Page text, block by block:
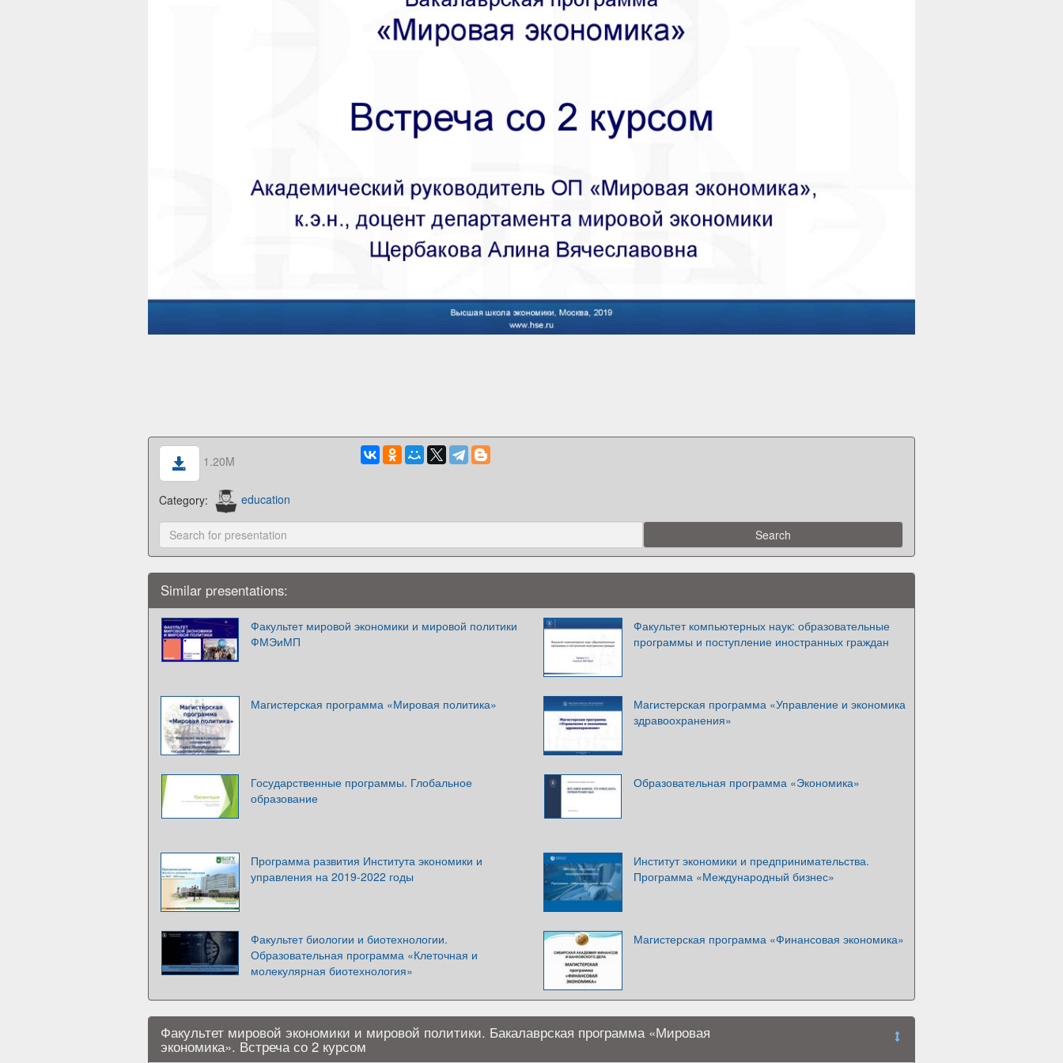
1.20M
Category: education
Similar presentations:
Факультет мировой экономики и мировой политики
ФМЭиМП
Факультет компьютерных наук: образовательные
программы и поступление иностранных граждан
Магистерская программа «Мировая политика»
Магистерская программа «Управление и экономика
здравоохранения»
Государственные программы. Глобальное
образование
Образовательная программа «Экономика»
Программа развития Института экономики и
управления на 2019-2022 годы
Институт экономики и предпринимательства.
Программа «Международный бизнес»
Факультет биологии и биотехнологии.
Образовательная программа «Клеточная и
молекулярная биотехнология»
Магистерская программа «Финансовая экономика»
Факультет мировой экономики и мировой политики. Бакалаврская программа «Мировая
экономика». Встреча со 2 курсом